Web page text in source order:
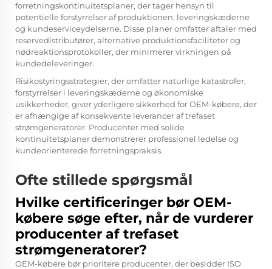
forretningskontinuitetsplaner, der tager hensyn til
potentielle forstyrrelser af produktionen, leveringskæderne
og kundeserviceydelserne. Disse planer omfatter aftaler med
reservedistributører, alternative produktionsfaciliteter og
nødreaktionsprotokoller, der minimerer virkningen på
kundedeleveringer.
Risikostyringsstrategier, der omfatter naturlige katastrofer,
forstyrrelser i leveringskæderne og økonomiske
usikkerheder, giver yderligere sikkerhed for OEM-købere, der
er afhængige af konsekvente leverancer af trefaset
strømgeneratorer. Producenter med solide
kontinuitetsplaner demonstrerer professionel ledelse og
kundeorienterede forretningspraksis.
Ofte stillede spørgsmål
Hvilke certificeringer bør OEM-
købere søge efter, når de vurderer
producenter af trefaset
strømgeneratorer?
OEM-købere bør prioritere producenter, der besidder ISO